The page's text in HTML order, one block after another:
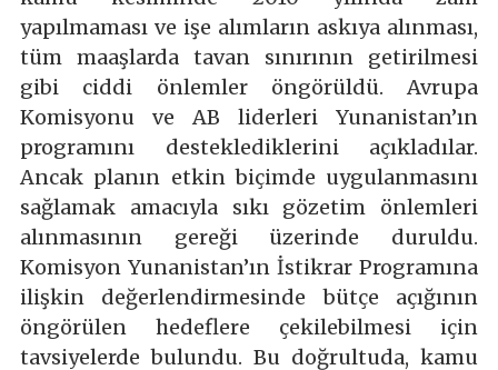
yapılmaması ve işe alımların askıya alınması,
tüm maaşlarda tavan sınırının getirilmesi
gibi ciddi önlemler öngörüldü. Avrupa
Komisyonu ve AB liderleri Yunanistan’ın
programını desteklediklerini açıkladılar.
Ancak planın etkin biçimde uygulanmasını
sağlamak amacıyla sıkı gözetim önlemleri
alınmasının gereği üzerinde duruldu.
Komisyon Yunanistan’ın İstikrar Programına
ilişkin değerlendirmesinde bütçe açığının
öngörülen hedeflere çekilebilmesi için
tavsiyelerde bulundu. Bu doğrultuda, kamu